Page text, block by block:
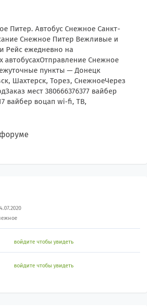
Питер. Автобус Снежное Санкт-
Снежное Питер Вежливые и
Рейс ежедневно на
автобусахОтправление Снежное
пункты — Донецк
Шахтерск, Торез, СнежноеЧерез
мест 380666376377 вайбер
вайбер воцап wi-fi, ТВ,
войдите чтобы увидеть
войдите чтобы увидеть